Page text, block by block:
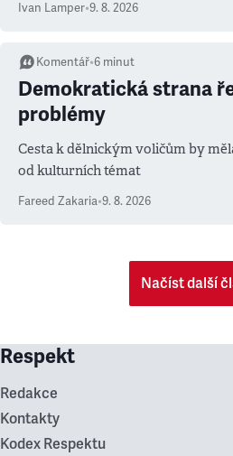
Ivan Lamper•9. 8. 2026
Komentář•6 minut
Demokratická strana
problémy
Cesta k dělnickým voličům by
od kulturních témat
Fareed Zakaria•9. 8. 2026
Načíst další
Respekt
Redakce
Kontakty
Kodex Respektu